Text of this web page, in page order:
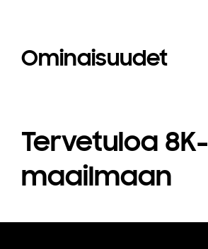
Ominaisuudet
Tervetuloa 8K-
maailmaan